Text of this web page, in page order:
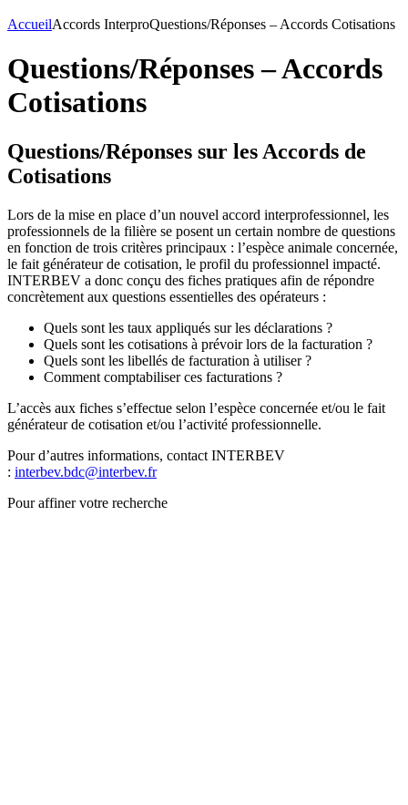
AccueilAccords InterproQuestions/Réponses – Accords Cotisations
Questions/Réponses – Accords
Cotisations
Questions/Réponses sur les Accords de
Cotisations
Lors de la mise en place d’un nouvel accord interprofessionnel, les
professionnels de la filière se posent un certain nombre de questions
en fonction de trois critères principaux : l’espèce animale concernée,
le fait générateur de cotisation, le profil du professionnel impacté.
INTERBEV a donc conçu des fiches pratiques afin de répondre
concrètement aux questions essentielles des opérateurs :
Quels sont les taux appliqués sur les déclarations ?
Quels sont les cotisations à prévoir lors de la facturation ?
Quels sont les libellés de facturation à utiliser ?
Comment comptabiliser ces facturations ?
L’accès aux fiches s’effectue selon l’espèce concernée et/ou le fait
générateur de cotisation et/ou l’activité professionnelle.
Pour d’autres informations, contact INTERBEV
: interbev.bdc@interbev.fr
Pour affiner votre recherche